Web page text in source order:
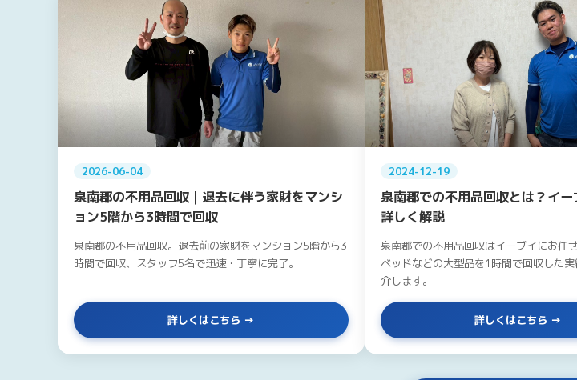
2026-06-04
泉南郡の不用品回収｜退去に伴う家財をマンシ
ョン5階から3時間で回収
泉南郡の不用品回収。退去前の家財をマンション5階から3
時間で回収、スタッフ5名で迅速・丁寧に完了。
詳しくはこちら
2024-12-19
泉南郡での不用品回収とは？イー
詳しく解説
泉南郡での不用品回収はイーブイにお任
ベッドなどの大型品を1時間で回収した
介します。
詳しくはこちら